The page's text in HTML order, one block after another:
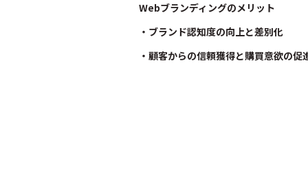
Webブランディングのメリット
・ブランド認知度の向上と差別化
・顧客からの信頼獲得と購買意欲の促